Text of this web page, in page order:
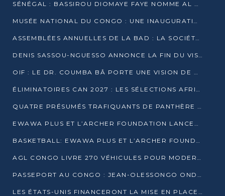
SÉNÉGAL : BASSIROU DIOMAYE FAYE NOMME AL AMINOU LÔ PREMIER MINISTRE
MUSÉE NATIONAL DU CONGO : UNE INAUGURATION PORTEUSE D’ESPOIR POUR LA CULTURE
ASSEMBLÉES ANNUELLES DE LA BAD : LA SOCIÉTÉ CIVILE CONGOLAISE À LA RECHERCHE DE PARTENAIRES POUR SES PROJETS
DENIS SASSOU-NGUESSO ANNONCE LA FIN DU VISA POUR LES AFRICAINS EN 2027
OIF : LE DR. COUMBA BÂ PORTE UNE VISION DE DIALOGUE, DE STABILITÉ ET DE RÉFORME À LA TÊTE
ÉLIMINATOIRES CAN 2027 : LES SÉLECTIONS AFRICAINES CONNAISSENT LEURS ADVERSAIRES
QUATRE PRÉSUMÉS TRAFIQUANTS DE PANTHÈRE ARRÊTÉS À EWO
EWAWA PLUS ET L’ARCHER FOUNDATION LANCENT UN CAMP DE BASKET POUR LES JEUNES À BRAZZAVILLE
BASKETBALL: EWAWA PLUS ET L’ARCHER FOUNDATION LANCENT UN CAMP POUR LES JEUNES
AGL CONGO LIVRE 270 VÉHICULES POUR MODERNISER LE TRANSPORT URBAIN
PASSEPORT AU CONGO : JEAN-OLESSONGO ONDAYE VEUT METTRE FIN AUX LENTEURS ADMINISTRATIVES
LES ÉTATS-UNIS FINANCERONT LA MISE EN PLACE DE JUSQU’À 50 CLINIQUES DE LUTTE CONTRE L’EBOLA